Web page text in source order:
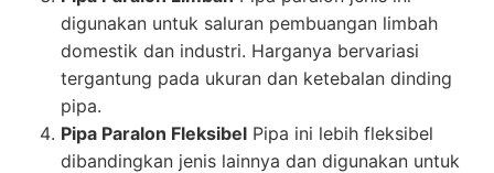
digunakan untuk saluran pembuangan limbah
domestik dan industri. Harganya bervariasi
tergantung pada ukuran dan ketebalan dinding
pipa.
Pipa Paralon Fleksibel Pipa ini lebih fleksibel
dibandingkan jenis lainnya dan digunakan untuk